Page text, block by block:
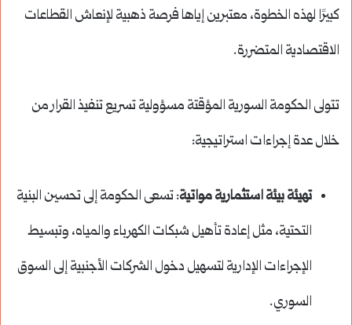
كبيرًا لهذه الخطوة، معتبرين إياها فرصة ذهبية لإنعاش القطاعات
الاقتصادية المتضررة.
تتولى الحكومة السورية المؤقتة مسؤولية تسريع تنفيذ القرار من
خلال عدة إجراءات استراتيجية:
تهيئة بيئة استثمارية مواتية: تسعى الحكومة إلى تحسين البنية
التحتية، مثل إعادة تأهيل شبكات الكهرباء والمياه، وتبسيط
الإجراءات الإدارية لتسهيل دخول الشركات الأجنبية إلى السوق
السوري.